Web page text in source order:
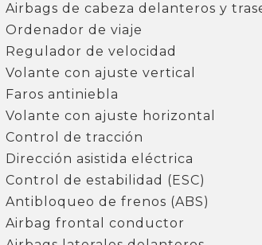
Airbags de cabeza delanteros y
Ordenador de viaje
Regulador de velocidad
Volante con ajuste vertical
Faros antiniebla
Volante con ajuste horizontal
Control de tracción
Dirección asistida eléctrica
Control de estabilidad (ESC)
Antibloqueo de frenos (ABS)
Airbag frontal conductor